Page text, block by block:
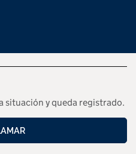
situación y queda registrado.